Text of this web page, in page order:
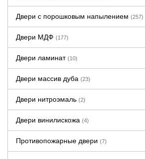
Двери с порошковым напылением (257)
Двери МДФ (177)
Двери ламинат (10)
Двери массив дуба (23)
Двери нитроэмаль (2)
Двери винилискожа (4)
Противопожарные двери (7)